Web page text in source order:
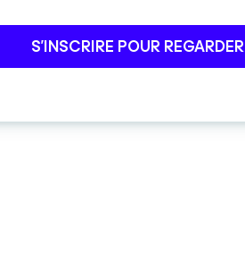
S’INSCRIRE POUR REGARDER